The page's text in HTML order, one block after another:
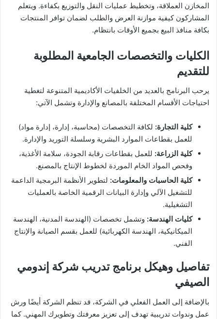
المخازن العملاقة، وتخطيط عمليات النقل والتوزيع بكفاءة. ويتعلم
المشاركون كيفية موازنة العرض والطلب لضمان توافر المنتجات
بكافة منافذ البيع بجميع الأوقات بانتظام.
الكليات والتخصصات الجامعية المطلوبة
للتقديم
يرحب البرنامج بالعديد من الخلفيات الأكاديمية المتنوعة لتغطية
احتياجات الأقسام المختلفة بالمصانع والإدارة وتشمل الآتي:
كلية التجارة: لكافة التخصصات (محاسبة، إدارة، إدارة مواد)
للعمل بقطاعات الموارد البشرية وسلسلة التوريد والإدارة.
كلية الزراعة: للعمل بقطاعات رقابة الجودة، سلامة الأغذية،
وفحص المواد الخام الموردة لخطوط الإنتاج بالمصنع.
كلية الحاسبات والمعلومات: لتطوير الأنظمة البرمجية الداعمة
للتشغيل الآلي وإدارة البيانات الرقمية الخاصة بالعمليات
التشغيلية.
كليات الهندسة: وتشمل تخصصات (الهندسة المدنية، الهندسة
الميكانيكية، الهندسة الكهربائية) للعمل بقسم الصيانة والإنتاج
الفني.
تفاصيل وهيكل برنامج تدريب شركة إندومي
الصيفي
بالإضافة إلى العمل الفعلي في الشركة، قد تنظم الشركة أيضًا ورش
عمل وندوات تدريبية تهدف إلى تعزيز معرفتك وتطويرك المهني. كما